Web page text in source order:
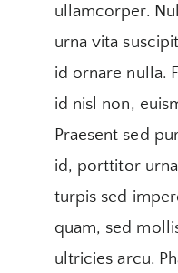
ullamcorper.
urna vita
id ornare nulla.
id nisl non,
Praesent sed
id, porttitor
turpis sed
quam, sed
ultricies arcu.